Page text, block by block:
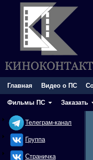
Главная Видео о ПС
Фильмы ПС Заказать
Телеграм-канал
Группа
Cтраничка